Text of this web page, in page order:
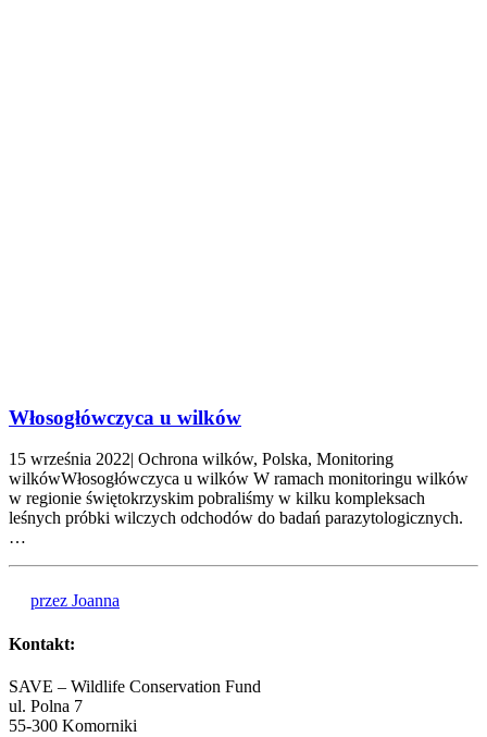
Włosogłówczyca u wilków
15 września 2022| Ochrona wilków, Polska, Monitoring
wilkówWłosogłówczyca u wilków W ramach monitoringu wilków
w regionie świętokrzyskim pobraliśmy w kilku kompleksach
leśnych próbki wilczych odchodów do badań parazytologicznych.
…
przez Joanna
Kontakt:
SAVE – Wildlife Conservation Fund
ul. Polna 7
55-300 Komorniki